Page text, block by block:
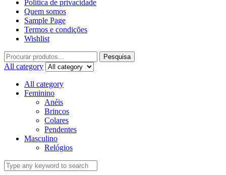
Política de privacidade
Quem somos
Sample Page
Termos e condições
Wishlist
Pesquisa
All category
All category
Feminino
Anéis
Brincos
Colares
Pendentes
Masculino
Relógios